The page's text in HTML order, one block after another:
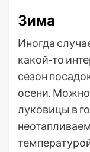
Зима
Иногда
какой-то
сезон
осени.
луковицы в